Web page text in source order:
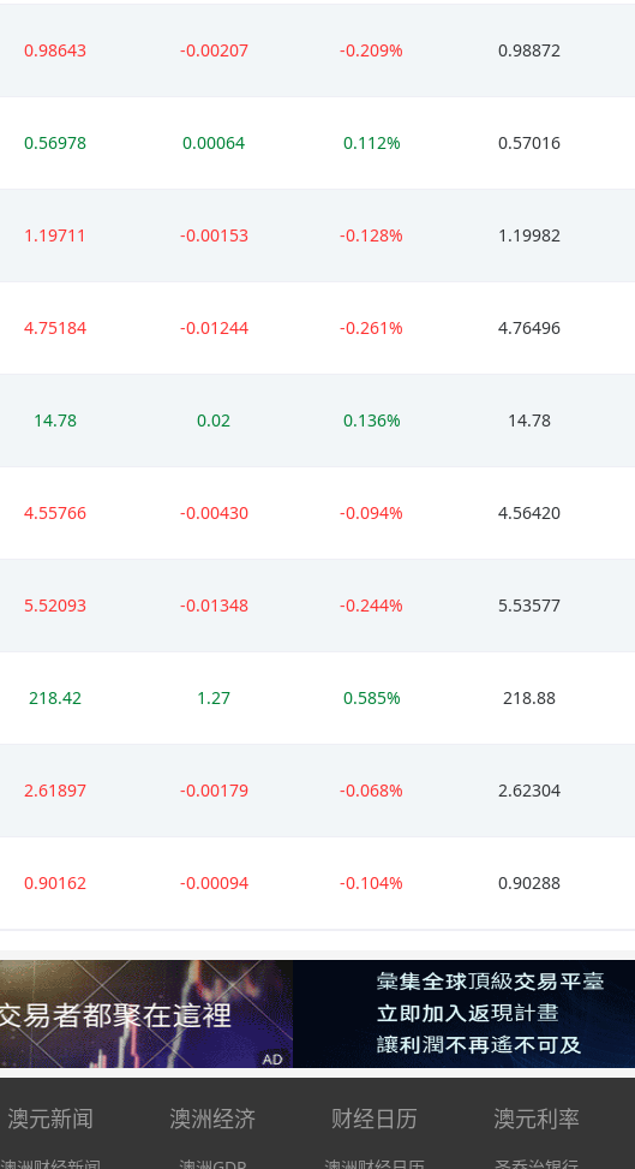
0.98643 -0.00207 -0.209% 0.98872
0.56978 0.00064 0.112% 0.57016
1.19711 -0.00153 -0.128% 1.19982
4.75184 -0.01244 -0.261% 4.76496
14.78 0.02 0.136% 14.78
4.55766 -0.00430 -0.094% 4.56420
5.52093 -0.01348 -0.244% 5.53577
218.42 1.27 0.585% 218.88
2.61897 -0.00179 -0.068% 2.62304
0.90162 -0.00094 -0.104% 0.90288
澳元新闻 澳洲经济 财经日历 澳元利率